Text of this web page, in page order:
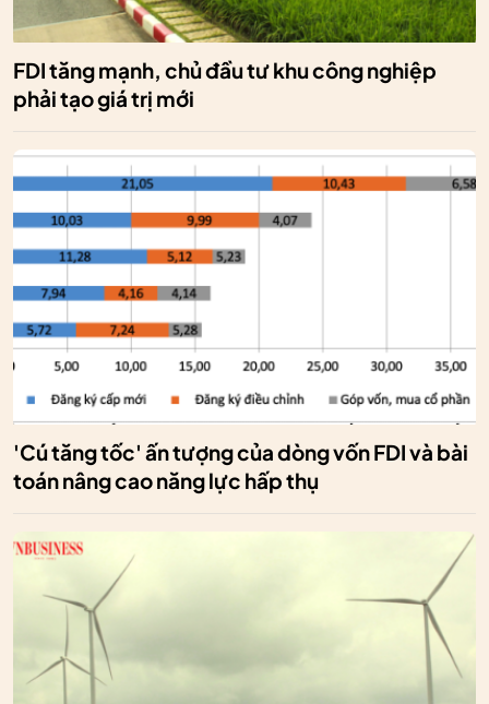
FDI tăng mạnh, chủ đầu tư khu công nghiệp
phải tạo giá trị mới
'Cú tăng tốc' ấn tượng của dòng vốn FDI và bài
toán nâng cao năng lực hấp thụ